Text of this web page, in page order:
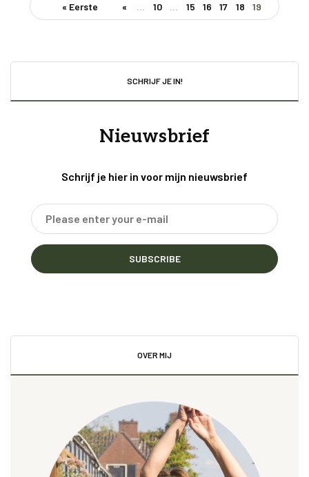
« Eerste « 10 15 16 17 18 19
SCHRIJF JE IN!
Nieuwsbrief
Schrijf je hier in voor mijn nieuwsbrief
SUBSCRIBE
OVER MIJ